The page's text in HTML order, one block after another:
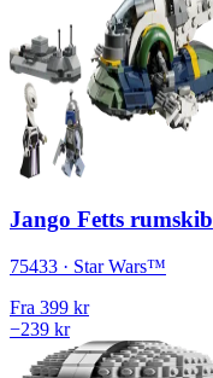
Jango Fetts rumskib
75433 · Star Wars™
Fra 399 kr
−239 kr